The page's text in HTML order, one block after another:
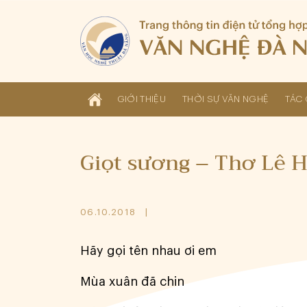
GIỚI THIỆU THỜI SỰ VĂN NGHỆ TÁC
Giọt sương – Thơ Lê
06.10.2018
Hãy gọi tên nhau ơi em
Mùa xuân đã chin